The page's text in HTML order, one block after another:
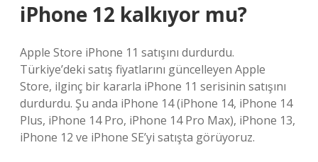
iPhone 12 kalkıyor mu?
Apple Store iPhone 11 satışını durdurdu.
Türkiye’deki satış fiyatlarını güncelleyen Apple
Store, ilginç bir kararla iPhone 11 serisinin satışını
durdurdu. Şu anda iPhone 14 (iPhone 14, iPhone 14
Plus, iPhone 14 Pro, iPhone 14 Pro Max), iPhone 13,
iPhone 12 ve iPhone SE’yi satışta görüyoruz.